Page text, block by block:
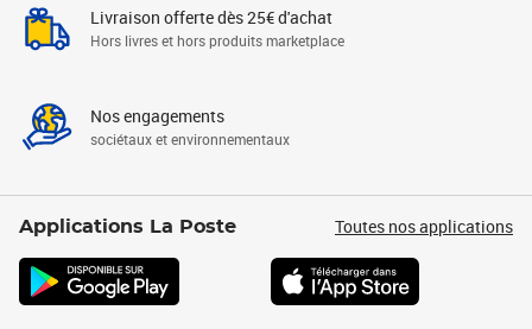
Livraison offerte dès 25€ d'achat
Hors livres et hors produits marketplace
Nos engagements
sociétaux et environnementaux
Applications La Poste Toutes nos applications